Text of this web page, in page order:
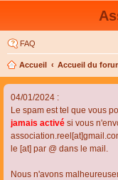
FAQ
Accueil Accueil du
04/01/2024 :
Le spam est tel que vous
jamais activé si vous
le [at] par @ dans le mail.
Nous n'avons